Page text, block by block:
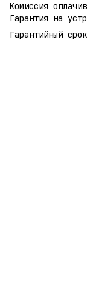
Комиссия
Гарантия на
Гарантийный